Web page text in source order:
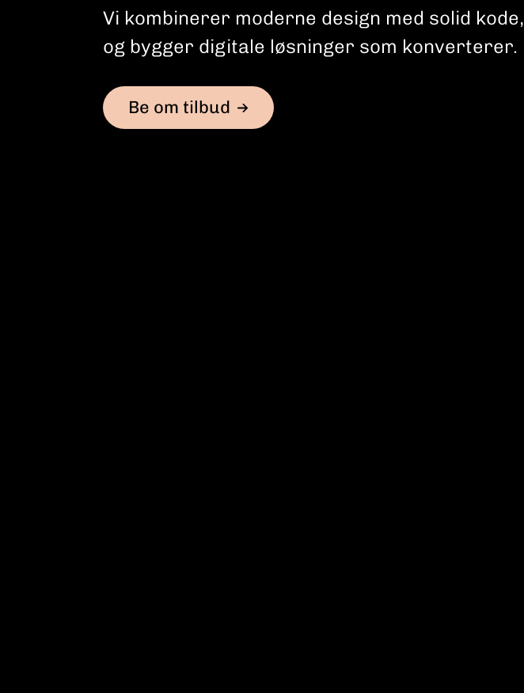
Vi kombinerer moderne design med solid kode,
og bygger digitale løsninger som konverterer.
Be om tilbud